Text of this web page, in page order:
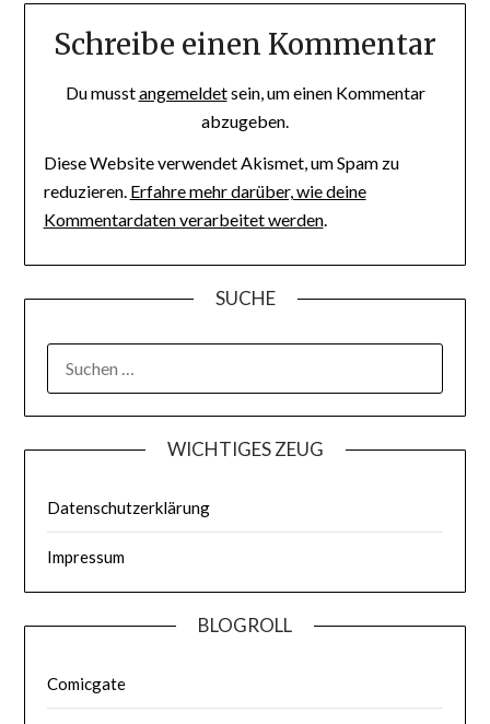
Schreibe einen Kommentar
Du musstangemeldetsein, um einen Kommentar
abzugeben.
Diese Website verwendet Akismet, um Spam zu
reduzieren. Erfahre mehr darüber, wie deine
Kommentardaten verarbeitet werden.
SUCHE
WICHTIGES ZEUG
Datenschutzerklärung
Impressum
BLOGROLL
Comicgate